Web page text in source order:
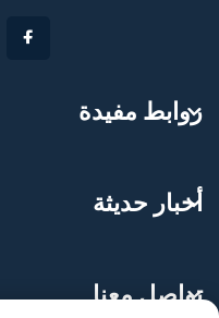
روابط مفيدة
أخبار حديثة
تواصل معنا